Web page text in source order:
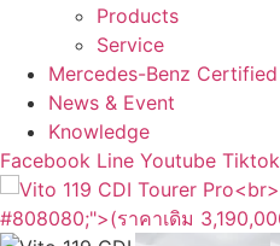
Products
Service
Mercedes-Benz Certified
News & Event
Knowledge
Facebook Line Youtube Tiktok